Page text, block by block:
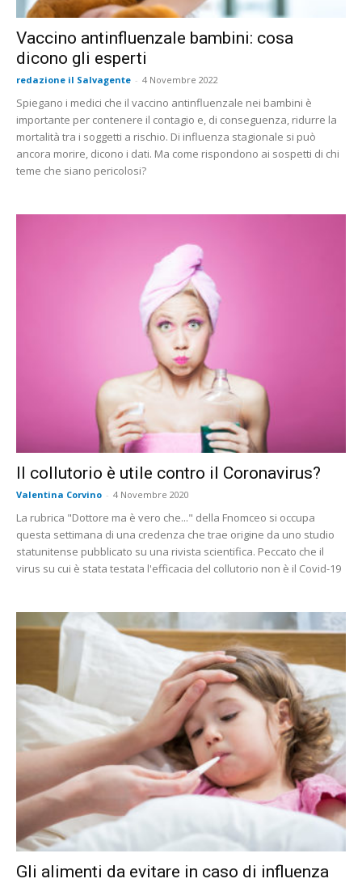
Vaccino antinfluenzale bambini: cosa
dicono gli esperti
redazione il Salvagente - 4 Novembre 2022
Spiegano i medici che il vaccino antinfluenzale nei bambini è
importante per contenere il contagio e, di conseguenza, ridurre la
mortalità tra i soggetti a rischio. Di influenza stagionale si può
ancora morire, dicono i dati. Ma come rispondono ai sospetti di chi
teme che siano pericolosi?
Il collutorio è utile contro il Coronavirus?
Valentina Corvino - 4 Novembre 2020
La rubrica "Dottore ma è vero che..." della Fnomceo si occupa
questa settimana di una credenza che trae origine da uno studio
statunitense pubblicato su una rivista scientifica. Peccato che il
virus su cui è stata testata l'efficacia del collutorio non è il Covid-19
Gli alimenti da evitare in caso di influenza